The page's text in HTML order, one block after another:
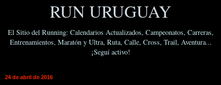
RUN URUGUAY
El Sitio del Running: Calendarios Actualizados, Campeonatos, Carreras,
Entrenamientos, Maratón y Ultra, Ruta, Calle, Cross, Trail, Aventura...
¡Seguí activo!
24 de abril de 2016